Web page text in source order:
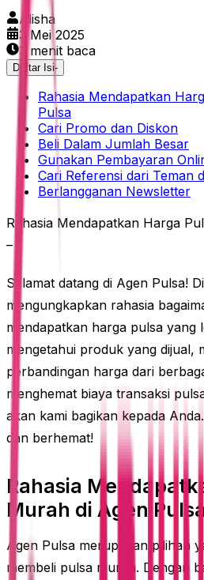
Alisha
3 Mei 2025
3 menit baca
Daftar Isi-
Rahasia Mendapatkan
Pulsa
Cari Promo dan Diskon
Beli Dalam Jumlah Besar
Gunakan Pembayaran
Cari Referensi dari Teman
Berlangganan Newsletter
Rahasia Mendapatkan Harga
–
Selamat datang di Agen Pulsa!
mengungkapkan rahasia
mendapatkan harga pulsa yang
mengetahui produk yang dijual,
perbandingan harga dari
menghemat biaya transaksi
akan kami bagikan kepada
dan berhemat!
Rahasia
Murah di Agen Pulsa
Agen Pulsa merupakan pilihan
membeli pulsa murah. Dengan